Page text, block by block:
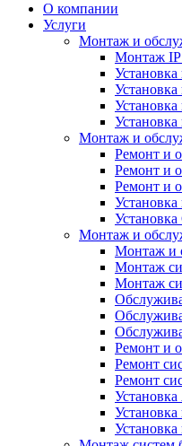
О компании
Услуги
Монтаж и
Монтаж IP
Монтаж и
Ремонт и
Ремонт и
Ремонт и
Монтаж и
Монтаж и
Монтаж
Монтаж
Ремонт и
Ремонт
Ремонт